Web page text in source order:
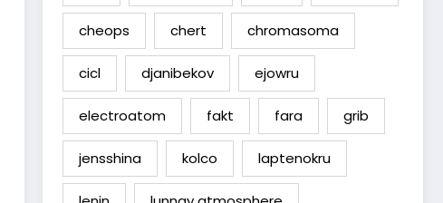
cheops chert chromasoma
cicl djanibekov ejowru
electroatom fakt fara grib
jensshina kolco laptenokru